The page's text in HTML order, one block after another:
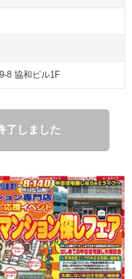
8 協和ビル1F
了しました